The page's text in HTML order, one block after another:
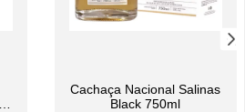
Cachaça Nacional Salinas
Black 750ml